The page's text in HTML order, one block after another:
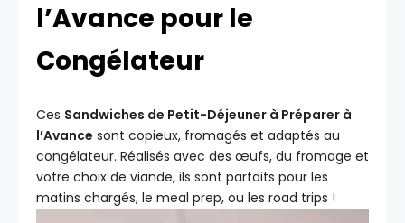
l’Avance pour le
Congélateur
Ces Sandwiches de Petit-Déjeuner à Préparer à
l’Avance sont copieux, fromagés et adaptés au
congélateur. Réalisés avec des œufs, du fromage et
votre choix de viande, ils sont parfaits pour les
matins chargés, le meal prep, ou les road trips !